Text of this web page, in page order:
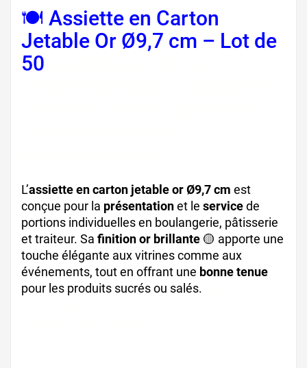
🍽️ Assiette en Carton
Jetable Or Ø9,7 cm – Lot de
50
L’assiette en carton jetable or Ø9,7 cm est
conçue pour la présentationet le servicede
portions individuelles en boulangerie, pâtisserie
et traiteur. Sa finition or brillante 🟡 apporte une
touche élégante aux vitrines comme aux
événements, tout en offrant une bonne tenue
pour les produits sucrés ou salés.